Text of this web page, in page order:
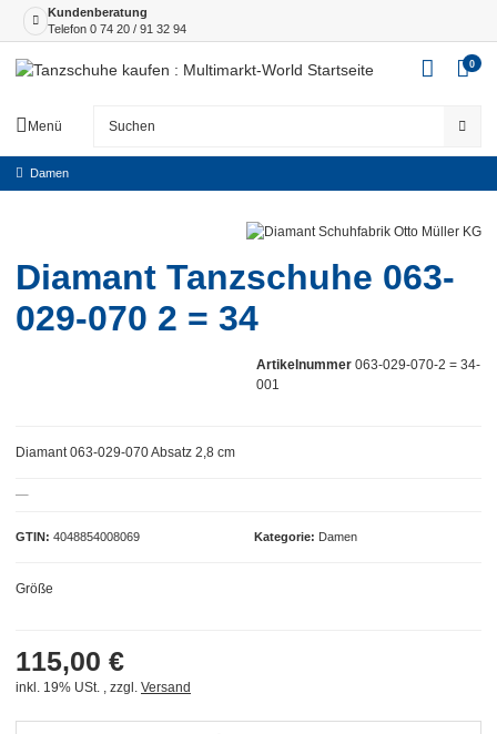
Kundenberatung
Telefon 0 74 20 / 91 32 94
Menü
0
Damen
Diamant Tanzschuhe 063-
029-070 2 = 34
Artikelnummer 063-029-070-2 = 34-
001
GTIN 4048854008069 Kategorie Damen
Diamant 063-029-070 Absatz 2,8 cm
Größe
115,00 €
inkl. 19% USt. , zzgl. Versand